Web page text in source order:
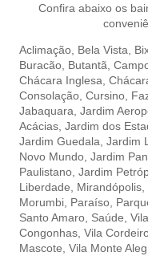
Confira abaixo os
Aclimação, Bela Vista,
Buracão, Butantã,
Chácara Inglesa,
Consolação, Cursino,
Jabaquara, Jardim
Acácias, Jardim dos
Jardim Guedala, Jardim
Novo Mundo, Jardim
Paulistano, Jardim
Liberdade, Mirandópolis,
Morumbi, Paraíso,
Santo Amaro, Saúde,
Congonhas, Vila
Mascote, Vila Monte